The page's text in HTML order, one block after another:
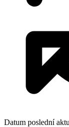
Datum poslední